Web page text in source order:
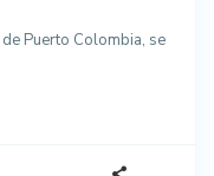
Puerto Colombia, se